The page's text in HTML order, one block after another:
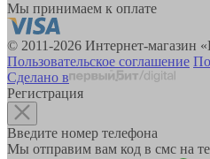
Мы принимаем к оплате
© 2011-2026 Интернет-магазин
Пользовательское соглашение
Сделано в
Регистрация
Введите номер телефона
Мы отправим вам код в смс на